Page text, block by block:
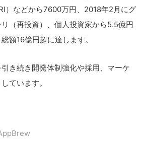
）などから7600万円、2018年2月にグ
（再投資）、個人投資家から5.5億円
額16億円超に達します。
き続き開発体制強化や採用、マーケ
ています。